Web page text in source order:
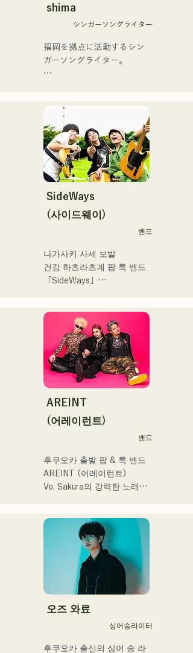
それらの楽曲を揃えた自身
初のフルアルバム「ONE
2025.12.31にリリースし、
iTunesカントリーアルバム
て」、FBS「福岡く
ん。」、「発見らくちゃ
く！」やFUKUOKA
STREET PARTY、
Hannibal Halloween Music
Festival ,sunset live2019、
鷹祭Summer Boostイベン
トステージにも出演。MCと
してはRugby World
cup2019 Public viewing、競
輪日本一ダービーの場内ア
ナウンス、ラグビー女子日
本代表世界大会スタジアム
滑走屋場内アナウンス、ク
リスマスアドベント、イス
ラデサルサ、福岡ウィニン
グスピリッツのスタジアム
DJ、金鷲旗、山笠関連イベ
ント、地域イベント、
summit)、福岡市武道館オー
プニング記念イベント,結婚
す。
アーティストの日本人父と
アメリカ人母から生まれた
12月より、山口県の地元イ
地元音楽イベントやライブ
ハウスを中心にパフォーマ
ンスをしている。
shima
シンガーソングライター
福岡を拠点に活動するシン
ガーソングライター。
ードの繊細さを併せ持つ楽
曲を届けている。
コンセプトは、「等身大の
ままで。僕とあなたのため
の音楽を。」気持ちが落ち
まう時こそ聴いてほしい。
自分自身も迷いや葛藤を抱
作り物ではなく、ありのま
まの感情や言葉をそのまま
音楽にしている。
2024年10月より音楽活動を
福岡を中心にブッキングラ
イブや路上ライブなど精力
的に活動を行っている。
2025年11月22日にはファー
催。
SideWays
(사이드웨이)
밴드
나가사키 사세 보발
건강 하츠라츠계 팝 록 밴드
「SideWays」
시 및 전국투어 감행
소설을 바탕으로 한 즐겁고
어딘가 애수있는 곡에 주목!
!
AREINT
(어레이런트)
밴드
후쿠오카 출발 팝 & 록 밴드
AREINT (어레이런트)
Vo. Sakura의 강력한 노래
SHO에 의해 만들어지는 악
곡은 캐치에서 어딘가 익숙
한 록 사운드가 특징이며 독
특한 AREINT 사운드를 만들
어 내고있다.
「KBC 라디오 호크스 중계
2024」의 오프닝곡에
오즈 와료
싱어송라이터
후쿠오카 출신의 싱어 송 라